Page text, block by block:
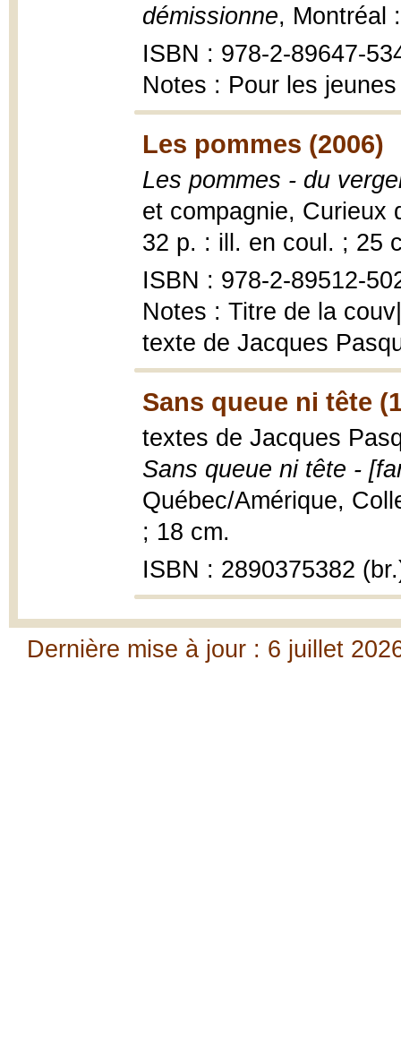
démissionne, Montréal
ISBN : 978-2-89647-
Notes : Pour les jeunes
Les pommes (2006)
Les pommes - du
et compagnie, Curieux
32 p. : ill. en coul. ; 25
ISBN : 978-2-89512-
Notes : Titre de la
texte de Jacques
Sans queue ni tête
textes de Jacques
Sans queue ni tête -
Québec/Amérique,
; 18 cm.
ISBN : 2890375382
Dernière mise à jour : 6 juillet